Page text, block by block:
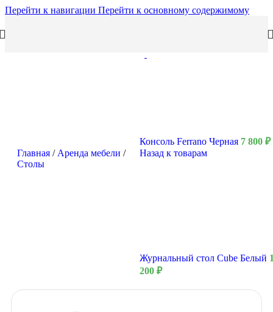
Перейти к навигации Перейти к основному содержимому
Главная / Аренда мебели /
Столы
Консоль Ferrano Черная 7 800 ₽
Назад к товарам
Журнальный стол Cube Белый
200 ₽